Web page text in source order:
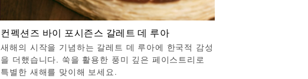
컨펙션즈 바이 포시즌스 갈레트 데 루아
새해의 시작을 기념하는 갈레트 데 루아에 한국적 감성
을 더했습니다. 쑥을 활용한 풍미 깊은 페이스트리로
특별한 새해를 맞이해 보세요.